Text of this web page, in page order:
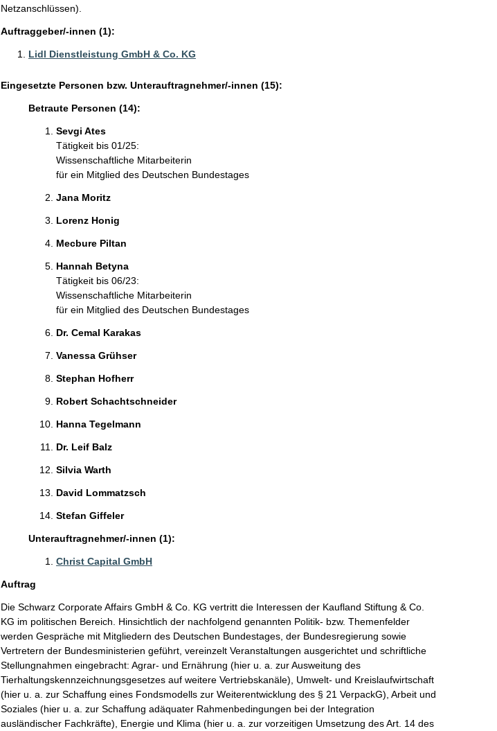
Netzanschlüssen).
Auftraggeber/-innen (1):
Lidl Dienstleistung GmbH & Co. KG
Eingesetzte Personen bzw. Unterauftragnehmer/-innen (15):
Betraute Personen (14):
Sevgi Ates
Tätigkeit bis 01/25:
Wissenschaftliche Mitarbeiterin
für ein Mitglied des Deutschen Bundestages
Jana Moritz
Lorenz Honig
Mecbure Piltan
Hannah Betyna
Tätigkeit bis 06/23:
Wissenschaftliche Mitarbeiterin
für ein Mitglied des Deutschen Bundestages
Dr. Cemal Karakas
Vanessa Grühser
Stephan Hofherr
Robert Schachtschneider
Hanna Tegelmann
Dr. Leif Balz
Silvia Warth
David Lommatzsch
Stefan Giffeler
Unterauftragnehmer/-innen (1):
Christ Capital GmbH
Auftrag
Die Schwarz Corporate Affairs GmbH & Co. KG vertritt die Interessen der Kaufland Stiftung & Co.
KG im politischen Bereich. Hinsichtlich der nachfolgend genannten Politik- bzw. Themenfelder
werden Gespräche mit Mitgliedern des Deutschen Bundestages, der Bundesregierung sowie
Vertretern der Bundesministerien geführt, vereinzelt Veranstaltungen ausgerichtet und schriftliche
Stellungnahmen eingebracht: Agrar- und Ernährung (hier u. a. zur Ausweitung des
Tierhaltungskennzeichnungsgesetzes auf weitere Vertriebskanäle), Umwelt- und Kreislaufwirtschaft
(hier u. a. zur Schaffung eines Fondsmodells zur Weiterentwicklung des § 21 VerpackG), Arbeit und
Soziales (hier u. a. zur Schaffung adäquater Rahmenbedingungen bei der Integration
ausländischer Fachkräfte), Energie und Klima (hier u. a. zur vorzeitigen Umsetzung des Art. 14 des